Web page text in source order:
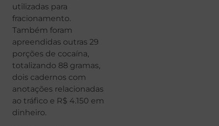
utilizadas para
fracionamento.
Também foram
apreendidas outras 29
porções de cocaína,
totalizando 88 gramas,
dois cadernos com
anotações relacionadas
ao tráfico e R$ 4.150 em
dinheiro.